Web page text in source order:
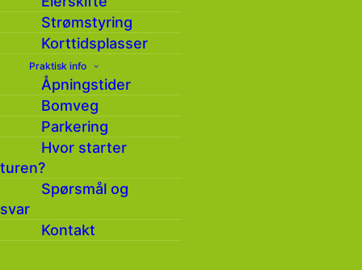
Strømstyring
Korttidsplasser
Praktisk info
Åpningstider
Bomveg
Parkering
Hvor starter
turen?
Spørsmål og
svar
Kontakt
Personvern
Personvernerklæring
Løiten Almenning
ISO-sertifisering